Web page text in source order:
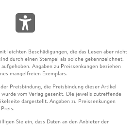
leichten Beschädigungen, die das Lesen aber nicht
durch einen Stempel als solche gekennzeichnet.
Angaben zu Preissenkungen beziehen
mangelfreien Exemplars.
Preisbindung, die Preisbindung dieser Artikel
vom Verlag gesenkt. Die jeweils zutreffende
dargestellt. Angaben zu Preissenkungen
Sie ein, dass Daten an den Anbieter der